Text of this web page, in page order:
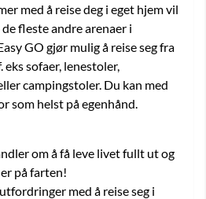
med å reise deg i eget hjem vil
fleste andre arenaer i
GO gjør mulig å reise seg fra
sofaer, lenestoler,
campingstoler. Du kan med
som helst på egenhånd.
om å få leve livet fullt ut og
på farten!
med å reise seg i